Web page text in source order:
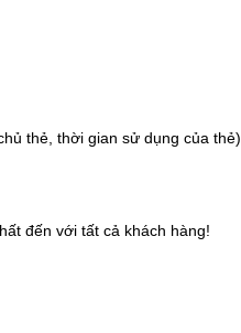
thẻ, thời gian sử dụng của thẻ)
đến với tất cả khách hàng!